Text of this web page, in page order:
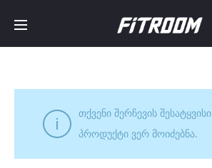
თქვენი შერჩევის შესატყვისი
პროდუქტი ვერ მოიძებნა.